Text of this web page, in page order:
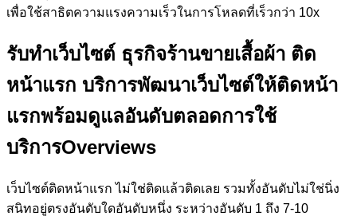
เพื่อใช้สาธิตความแรงความเร็วในการโหลดที่เร็วกว่า 10x
รับทำเว็บไซต์ ธุรกิจร้านขายเสื้อผ้า ติด
หน้าแรก บริการพัฒนาเว็บไซต์ให้ติดหน้า
แรกพร้อมดูแลอันดับตลอดการใช้
บริการOverviews
เว็บไซต์ติดหน้าแรก ไม่ใช่ติดแล้วติดเลย รวมทั้งอันดับไม่ใช่นิ่ง
สนิทอยู่ตรงอันดับใดอันดับหนึ่ง ระหว่างอันดับ 1 ถึง 7-10